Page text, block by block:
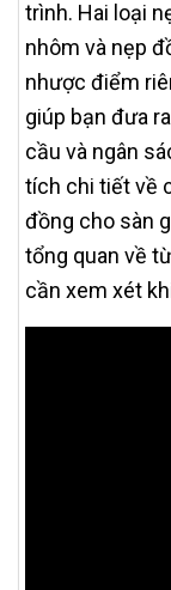
trình. Hai loại
nhôm và nẹp
nhược điểm
giúp bạn đưa
cầu và ngân
tích chi tiết về
đồng cho sàn
tổng quan về
cần xem xét